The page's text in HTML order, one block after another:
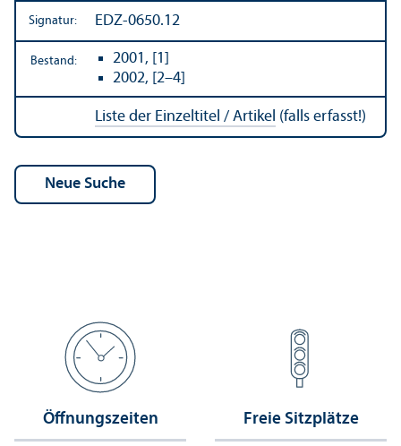
Signatur: EDZ-0650.12
Bestand:
2001, [1]
2002, [2–4]
Liste der Einzeltitel / Artikel (falls erfasst!)
Öffnungs­zeiten Freie Sitzplätze